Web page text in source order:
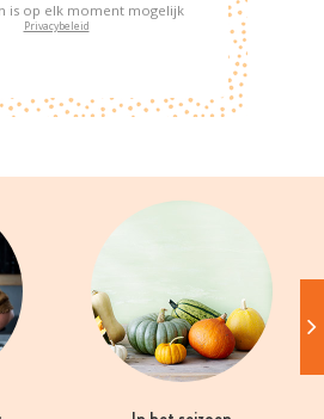
is op elk moment mogelijk
Privacybeleid